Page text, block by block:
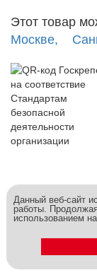
Этот товар
Москве,
Метизы и
Данный веб-сайт
работы.
использованием